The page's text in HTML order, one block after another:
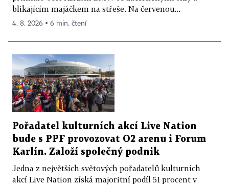
blikajícím majáčkem na střeše. Na červenou...
4. 8. 2026 ▪ 6 min. čtení
Pořadatel kulturních akcí Live Nation
bude s PPF provozovat O2 arenu i Forum
Karlín. Založí společný podnik
Jedna z největších světových pořadatelů kulturních
akcí Live Nation získá majoritní podíl 51 procent v